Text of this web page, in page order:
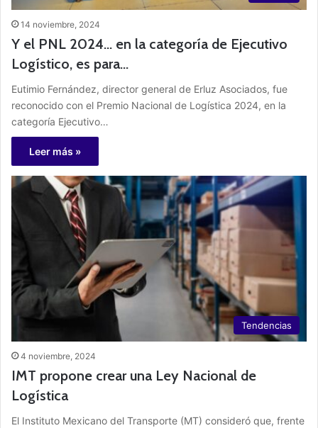
14 noviembre, 2024
Y el PNL 2024… en la categoría de Ejecutivo
Logístico, es para…
Eutimio Fernández, director general de Erluz Asociados, fue
reconocido con el Premio Nacional de Logística 2024, en la
categoría Ejecutivo…
Leer más »
Tendencias
4 noviembre, 2024
IMT propone crear una Ley Nacional de
Logística
El Instituto Mexicano del Transporte (MT) consideró que, frente